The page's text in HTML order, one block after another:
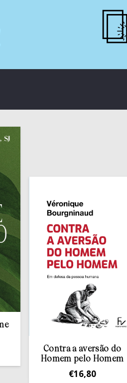
Contra a aversão do
Homem pelo Homem